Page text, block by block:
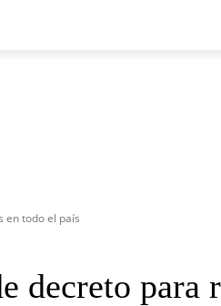
en todo el país
decreto